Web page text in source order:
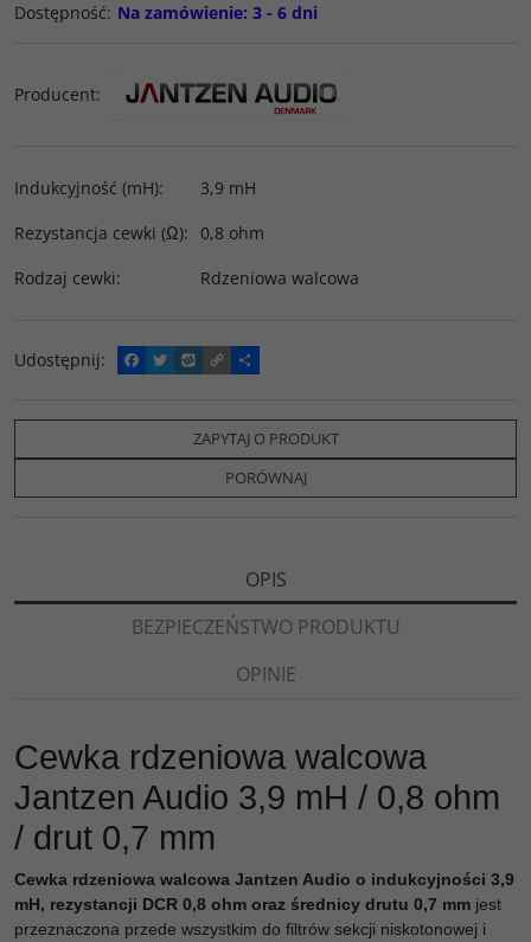
Dostępność: Na zamówienie: 3 - 6 dni
Producent:
Indukcyjność (mH):
3,9 mH
Rezystancja cewki (Ω): 0,8 ohm
Rodzaj cewki: Rdzeniowa walcowa
Udostępnij:
F
a
e
o
k
T
w
t
e
W
y
o
p
C
o
y
L
i
n
k
P
o
z
i
e
l
s
ZAPYTAJ O PRODUKT
PORÓWNAJ
OPIS
BEZPIECZEŃSTWO PRODUKTU
OPINIE
Cewka rdzeniowa walcowa
Jantzen Audio 3,9 mH / 0,8 ohm
/ drut 0,7 mm
Cewka rdzeniowa walcowa Jantzen Audio o indukcyjności 3,9
mH, rezystancji DCR 0,8 ohm oraz średnicy drutu 0,7 mm jest
przeznaczona przede wszystkim do filtrów sekcji niskotonowej i